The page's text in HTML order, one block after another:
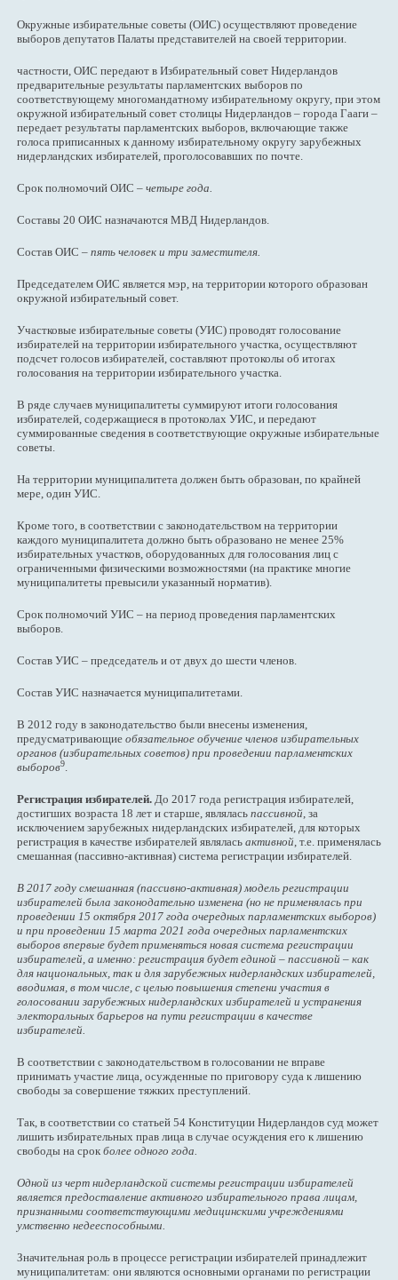
Окружные избирательные советы (ОИС) осуществляют проведение
выборов депутатов Палаты представителей на своей территории.
частности, ОИС передают в Избирательный совет Нидерландов
предварительные результаты парламентских выборов по
соответствующему многомандатному избирательному округу, при этом
окружной избирательный совет столицы Нидерландов – города Гааги –
передает результаты парламентских выборов, включающие также
голоса приписанных к данному избирательному округу зарубежных
нидерландских избирателей, проголосовавших по почте.
Срок полномочий ОИС – четыре года.
Составы 20 ОИС назначаются МВД Нидерландов.
Состав ОИС – пять человек и три заместителя.
Председателем ОИС является мэр, на территории которого образован
окружной избирательный совет.
Участковые избирательные советы (УИС) проводят голосование
избирателей на территории избирательного участка, осуществляют
подсчет голосов избирателей, составляют протоколы об итогах
голосования на территории избирательного участка.
В ряде случаев муниципалитеты суммируют итоги голосования
избирателей, содержащиеся в протоколах УИС, и передают
суммированные сведения в соответствующие окружные избирательные
советы.
На территории муниципалитета должен быть образован, по крайней
мере, один УИС.
Кроме того, в соответствии с законодательством на территории
каждого муниципалитета должно быть образовано не менее 25%
избирательных участков, оборудованных для голосования лиц с
ограниченными физическими возможностями (на практике многие
муниципалитеты превысили указанный норматив).
Срок полномочий УИС – на период проведения парламентских
выборов.
Состав УИС – председатель и от двух до шести членов.
Состав УИС назначается муниципалитетами.
В 2012 году в законодательство были внесены изменения,
предусматривающие обязательное обучение членов избирательных
органов (избирательных советов) при проведении парламентских
выборов9.
Регистрация избирателей. До 2017 года регистрация избирателей,
достигших возраста 18 лет и старше, являлась пассивной, за
исключением зарубежных нидерландских избирателей, для которых
регистрация в качестве избирателей являлась активной, т.е. применялась
смешанная (пассивно-активная) система регистрации избирателей.
В 2017 году смешанная (пассивно-активная) модель регистрации
избирателей была законодательно изменена (но не применялась при
проведении 15 октября 2017 года очередных парламентских выборов)
и при проведении 15 марта 2021 года очередных парламентских
выборов впервые будет применяться новая система регистрации
избирателей, а именно: регистрация будет единой – пассивной – как
для национальных, так и для зарубежных нидерландских избирателей,
вводимая, в том числе, с целью повышения степени участия в
голосовании зарубежных нидерландских избирателей и устранения
электоральных барьеров на пути регистрации в качестве
избирателей.
В соответствии с законодательством в голосовании не вправе
принимать участие лица, осужденные по приговору суда к лишению
свободы за совершение тяжких преступлений.
Так, в соответствии со статьей 54 Конституции Нидерландов суд может
лишить избирательных прав лица в случае осуждения его к лишению
свободы на срок более одного года.
Одной из черт нидерландской системы регистрации избирателей
является предоставление активного избирательного права лицам,
признанными соответствующими медицинскими учреждениями
умственно недееспособными.
Значительная роль в процессе регистрации избирателей принадлежит
муниципалитетам: они являются основными органами по регистрации